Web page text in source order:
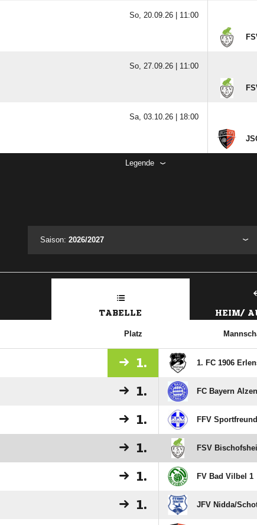
So, 20.09.26 | 11:00
So, 27.09.26 | 11:00
Sa, 03.10.26 | 18:00
Legende
Saison: 2026/2027
TABELLE HEIM/
Platz
1. 1. FC 1906
1. FC Bayern
1. FFV
1. FSV
1. FV Bad Vilbel 1
1. JFV Nidda/​